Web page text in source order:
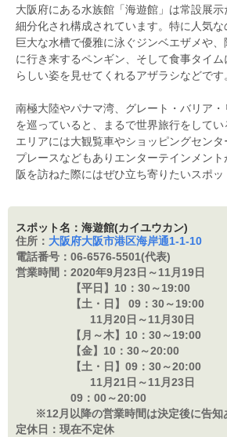
大阪府にある水族館「海遊館」は常設展
細分化され構成されています。特に人気
巨大な水槽で優雅に泳ぐジンベエザメや
に行き来するペンギン、そして食事タイ
らしい姿を見せてくれるアザラシなどです
南極大陸やパナマ湾、グレート・バリア
を巡っていると、まるで世界旅行をして
エリアには大観覧車やショッピングセン
プレースなどもありエンターテインメン
阪を訪ねた際にはぜひ立ち寄りたいスポッ
スポット名：海遊館(カイユウカン)
住所： 大阪府大阪市港区海岸通1-1-10
電話番号： 06-6576-5501(代表)
営業時間： 2020年9月23日～11月19日
【平日】10： 30～19:00
【土・日】 09： 30～19:00
11月20日～11月30日
【月～木】10： 30～19:00
【金】10： 30～20:00
【土・日】09： 30～20:00
11月21日～11月23日
09： 00～20:00
※12月以降の営業時間は決定後に告知
定休日： 現在不定休